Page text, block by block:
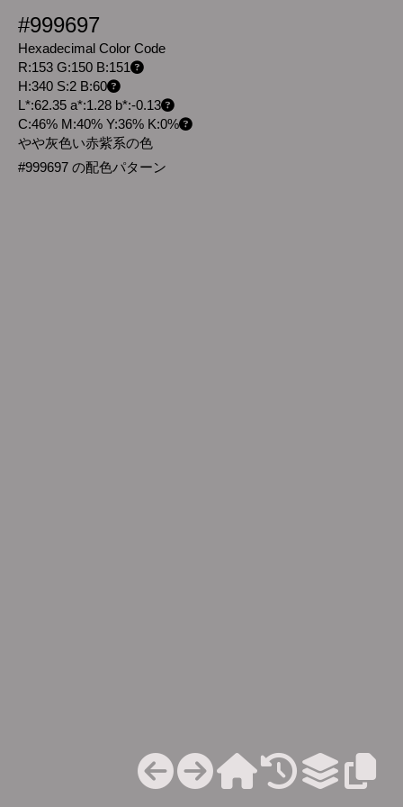
#999697
Hexadecimal Color Code
R:153 G:150 B:151
H:340 S:2 B:60
L*:62.35 a*:1.28 b*:-0.13
C:46% M:40% Y:36% K:0%
やや灰色い赤紫系の色
#999697 の配色パターン